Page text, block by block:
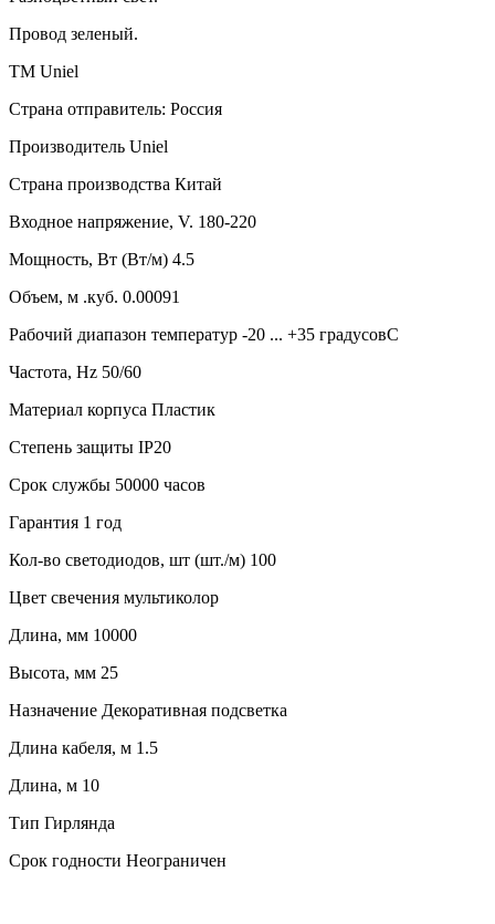
Провод зеленый.
ТМ Uniel
Страна отправитель: Россия
Производитель Uniel
Страна производства Китай
Входное напряжение, V. 180-220
Мощность, Вт (Вт/м) 4.5
Объем, м .куб. 0.00091
Рабочий диапазон температур -20 ... +35 градусовC
Частота, Hz 50/60
Материал корпуса Пластик
Степень защиты IP20
Срок службы 50000 часов
Гарантия 1 год
Кол-во светодиодов, шт (шт./м) 100
Цвет свечения мультиколор
Длина, мм 10000
Высота, мм 25
Назначение Декоративная подсветка
Длина кабеля, м 1.5
Длина, м 10
Тип Гирлянда
Срок годности Неограничен